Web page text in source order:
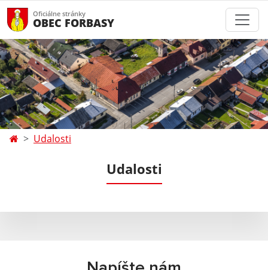
Oficiálne stránky
OBEC FORBASY
Udalosti
Udalosti